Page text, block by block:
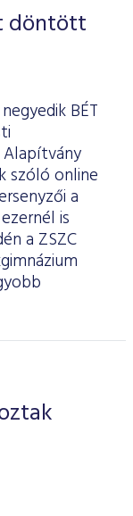
döntött
BÉT
szóló online
a
is
a ZSZC